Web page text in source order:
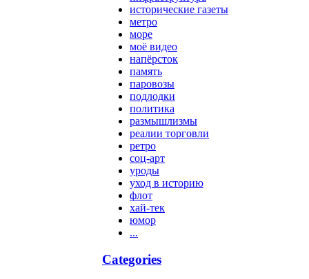
исторические газеты
метро
море
моё видео
напёрсток
память
паровозы
подлодки
политика
размышлизмы
реалии торговли
ретро
соц-арт
уроды
уход в историю
флот
хай-тек
юмор
...
Categories